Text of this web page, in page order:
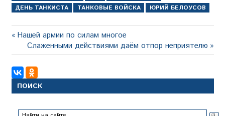
ДЕНЬ ТАНКИСТА
ТАНКОВЫЕ ВОЙСКА ЮРИЙ БЕЛОУСОВ
Навигация
по
записям
Предыдущая
запись:
Нашей армии по силам многое
Следующая
запись:
Слаженными действиями даём отпор неприятелю
ПОИСК